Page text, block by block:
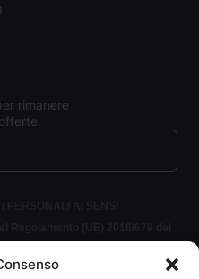
rimanere
riguardo al trattamento dei dati